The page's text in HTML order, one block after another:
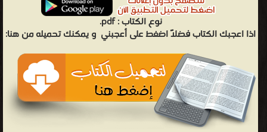
نوع الكتاب :pdf.
اذا اعجبك الكتاب فضلاً اضغط على أعجبني و يمكنك تحميله من هنا: